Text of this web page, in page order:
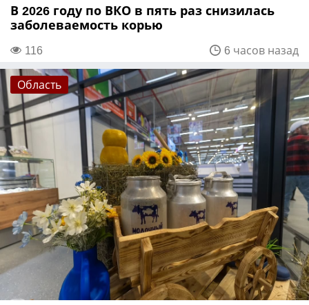
В 2026 году по ВКО в пять раз снизилась
заболеваемость корью
116 6 часов назад
Область